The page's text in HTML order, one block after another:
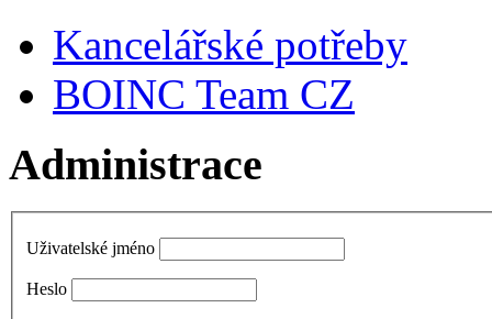
Kancelářské potřeby
BOINC Team CZ
Administrace
Uživatelské jméno
Heslo